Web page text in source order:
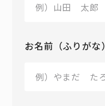
お名前（ふりがな）